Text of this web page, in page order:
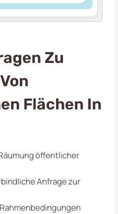
Zu
Flächen In
öffentlicher
Anfrage zur